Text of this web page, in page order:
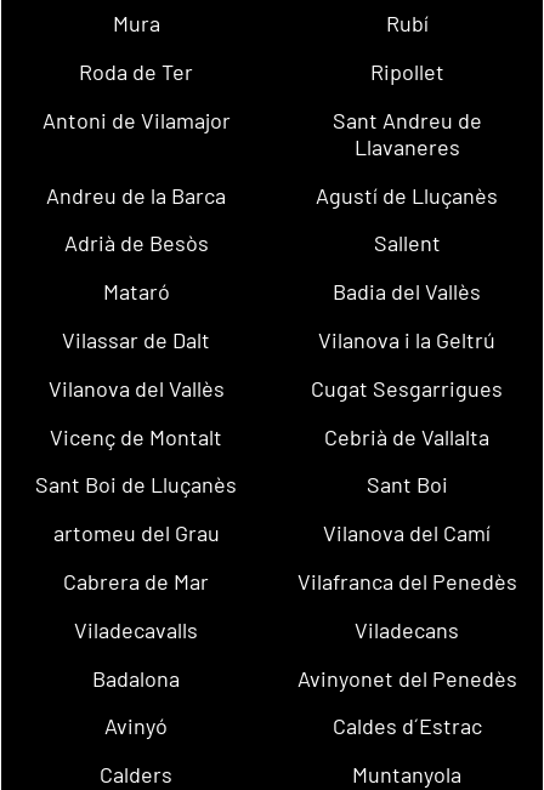
Mura
Rubí
Roda de Ter
Ripollet
Antoni de Vilamajor
Sant Andreu de
Llavaneres
Andreu de la Barca
Agustí de Lluçanès
Adrià de Besòs
Sallent
Mataró
Badia del Vallès
Vilassar de Dalt
Vilanova i la Geltrú
Vilanova del Vallès
Cugat Sesgarrigues
Vicenç de Montalt
Cebrià de Vallalta
Sant Boi de Lluçanès
Sant Boi
artomeu del Grau
Vilanova del Camí
Cabrera de Mar
Vilafranca del Penedès
Viladecavalls
Viladecans
Badalona
Avinyonet del Penedès
Avinyó
Caldes d´Estrac
Calders
Muntanyola